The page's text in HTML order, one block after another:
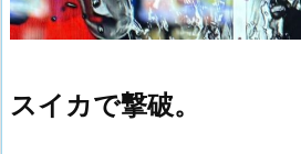
スイカで撃破。